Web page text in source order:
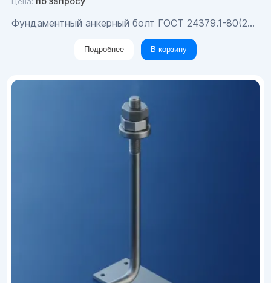
Фундаментный анкерный болт ГОСТ 24379.1-80(2012) М20х490
Подробнее В корзину